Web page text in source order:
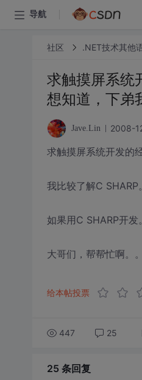
导航
社区 .NET技术其他
求触摸屏系统
想知道，下弟
Jave.Lin 2008-
求触摸屏系统开发的
我比较了解C SHARP
如果用C SHARP开发
大哥们，帮帮忙啊。。
给本帖投票
447 25
25 条回复